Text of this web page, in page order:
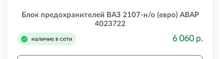
Блок предохранителей ВАЗ 2107-н/о (евро) АВАР
4023722
наличие в сети 6 060 р.